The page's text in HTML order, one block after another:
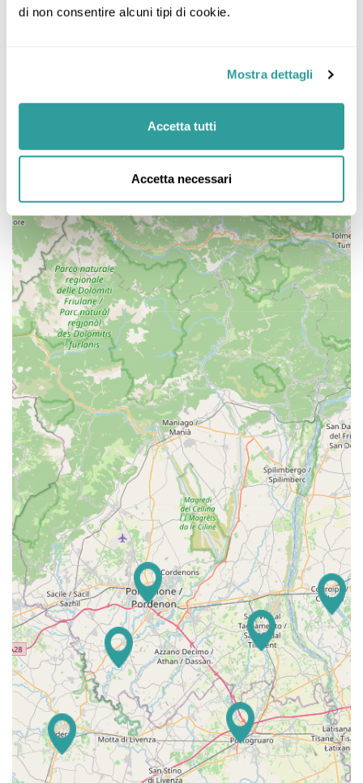
di non consentire alcuni tipi di cookie.
Mostra dettagli
Accetta tutti
Accetta necessari